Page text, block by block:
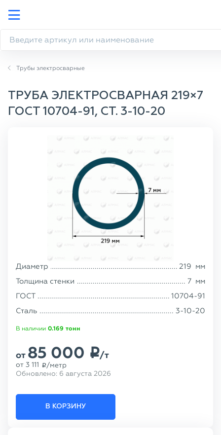
Трубы электросварные
ТРУБА ЭЛЕКТРОСВАРНАЯ 219×7
ГОСТ 10704-91, СТ. 3-10-20
Диаметр 219 мм
Толщина стенки
7 мм
ГОСТ
10704-91
Сталь
3-10-20
В наличии 0.169 тонн
от 85 000 p/т
от 3 111 p /метр
Обновлено: 6 августа 2026
В КОРЗИНУ